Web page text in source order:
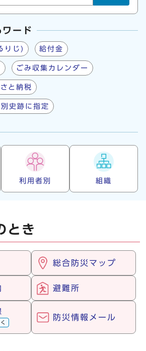
ード
りじ) 給付金
ごみ収集カレンダー
と納税
史跡に指定
利用者別 組織
とき
総合防災マップ
避難所
防災情報メール